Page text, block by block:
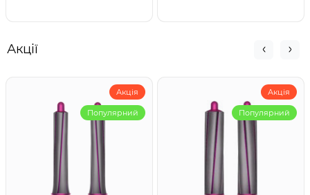
Акції
Акція
Популярний
Акція
Популярний